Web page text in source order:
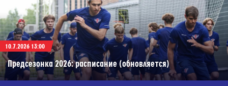
10.7.2026 13:00
Предсезонка 2026: расписание (обновляется)